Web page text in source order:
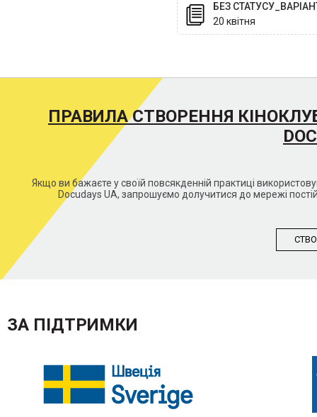
БЕЗ
20 квітня
ПРАВИЛА СТВОРЕННЯ
Якщо ви бажаєте у своїй повсякденній практиці
Docudays UA, запрошуємо долучитися до мережі
ЗА ПІДТРИМКИ